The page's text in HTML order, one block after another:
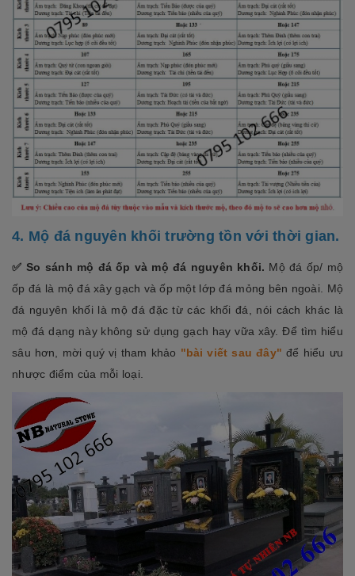
4. Mộ đá nguyên khối trường tồn với thời gian.
✅ So sánh mộ đá ốp và mộ đá nguyên khối. Mộ đá ốp/ mộ
ốp đá là mộ đá xây gạch và ốp một lớp đá mỏng bên ngoài. Mộ
đá nguyên khối là mộ đá đặc từ các khối đá, nói cách khác là
mộ đá dạng này không sử dụng gạch hay vữa xây. Để tìm hiểu
sâu hơn, mời quý vị tham khảo "bài viết sau đây" để hiểu ưu
nhược điểm của mỗi loại.